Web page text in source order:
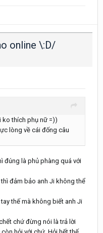
online \:D/
ko thích phụ nữ =))
lòng về cái đống câu
đúng là phủ phàng quá với
thì đảm bảo anh Ji không thể
thế mà không biết anh Ji
chứ đừng nói là trả lời